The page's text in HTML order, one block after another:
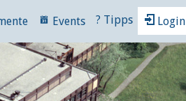
Events ? Tipps Login